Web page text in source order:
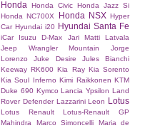
Honda Honda Civic Honda Jazz Si
Honda NC700X
Honda NSX Hyper
Car Hyundai i20 Hyundai Santa Fe
iCar Isuzu D-Max
Jari Matti Latvala
Jeep Wrangler Mountain
Jorge
Lorenzo
Juke Desire
Jules Bianchi
Keeway RK600 Kia Ray Kia Sorento
Kia Soul Inferno Kimi Raikkοnen KTM
Duke 690 Kymco Lancia Ypsilon Land
Rover Defender Lazzarini Leon Lotus
Lotus Renault
Lotus-Renault GP
Mahindra
Marco Simoncelli
Maria de